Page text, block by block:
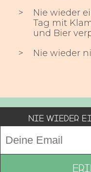
Nie wieder
Tag mit
und Bier
Nie wieder
Nie wieder